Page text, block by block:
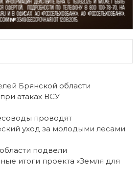
Брянской области
атаках ВСУ
проводят
уход за молодыми лесами
подвели
итоги проекта «Земля для